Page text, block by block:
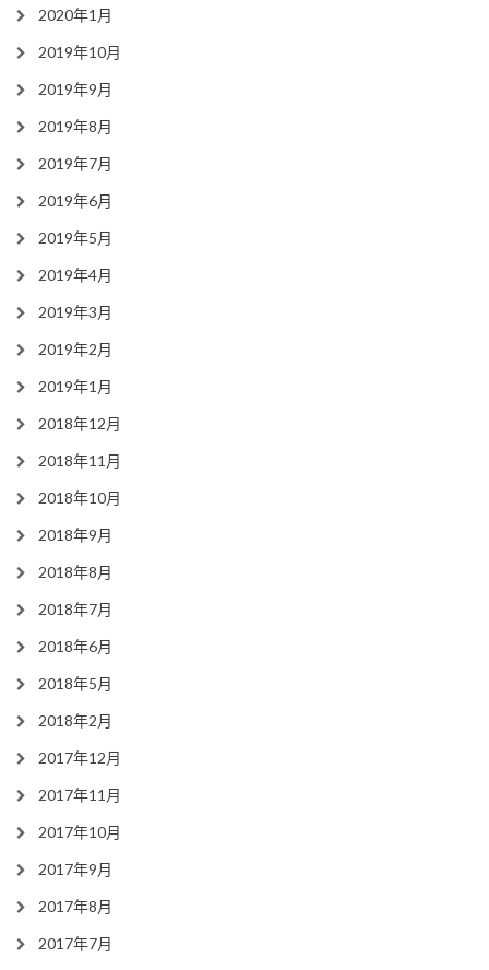
2020年1月
2019年10月
2019年9月
2019年8月
2019年7月
2019年6月
2019年5月
2019年4月
2019年3月
2019年2月
2019年1月
2018年12月
2018年11月
2018年10月
2018年9月
2018年8月
2018年7月
2018年6月
2018年5月
2018年2月
2017年12月
2017年11月
2017年10月
2017年9月
2017年8月
2017年7月